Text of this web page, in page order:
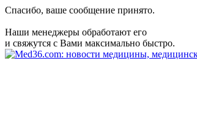
Спасибо, ваше сообщение принято.
Наши менеджеры обработают его
и свяжутся с Вами максимально быстро.